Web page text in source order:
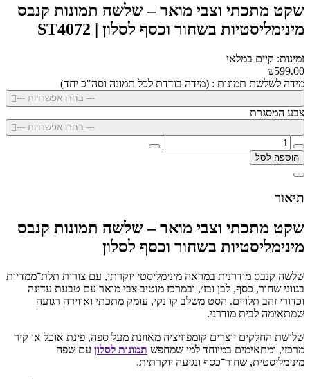
שקט מתכתי וצבי מואר – שלשה תמונות קנבס
מינימליסטיות בשחור וכסף לסלון | ST4072
זמינות: קיים במלאי
₪599.00
מידה לשלשת תמונות : (מידה בודדת לכל תמונה וסה"כ יחד)
--- בחרו אפשרויות ---
צבע המסגרת
--- בחרו אפשרויות ---
הוספה לסל
תיאור
שקט מתכתי וצבי מואר – שלשה תמונות קנבס
מינימליסטיות בשחור וכסף לסלון
שלשה קנבס מודרנית במראה מינימליסטי יוקרתי, עם צורות תלת־ממדיות
בגווני שחור, כסף, לבן ובז׳, ובמרכז מוטיב צבי מואר עם טבעת עדינה
וכדורי זהב תלויים. הסט משלב קו נקי, עומק מתכתי ואווירה רגועה
שמתאימה לבית מודרני.
שלושת החלקים יוצרים קומפוזיציה מאוזנת מעל ספה, פינת אוכל או קיר
מרכזי, ומתאימים במיוחד למי שמחפש תמונות לסלון עם שפה
מינימליסטית, שחור־כסף ונגיעה יוקרתית.